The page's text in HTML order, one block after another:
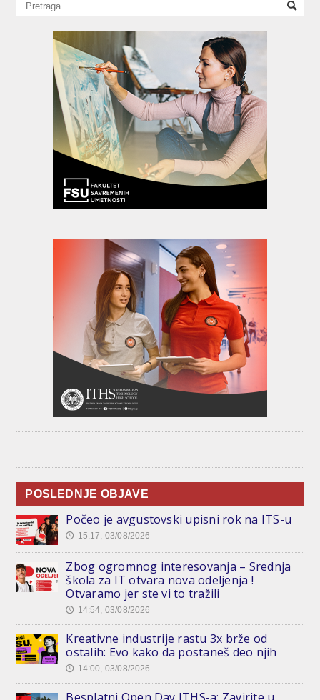
POSLEDNJE OBJAVE
Počeo je avgustovski upisni rok na ITS-u
🕔 15:17, 03/08/2026
Zbog ogromnog interesovanja – Srednja
škola za IT otvara nova odeljenja !
Otvaramo jer ste vi to tražili
🕔 14:54, 03/08/2026
Kreativne industrije rastu 3x brže od
ostalih: Evo kako da postaneš deo njih
🕔 14:00, 03/08/2026